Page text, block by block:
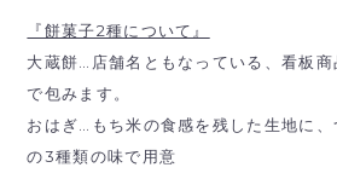
『餅菓子2種について』
大蔵餅…店舗名ともなっている、看板
で包みます。
おはぎ…もち米の食感を残した生地に、
の3種類の味で用意